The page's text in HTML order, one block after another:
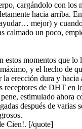
cargándolo con los
hacia arriba.
mejor) y
calmado un poco,
estos momentos que lo
y el hecho de
erección dura y hacia
receptores de DHT en
estimulado ahora
después de varias
Cien!. [/quote]